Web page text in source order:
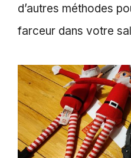
d’autres méthodes
farceur dans votre